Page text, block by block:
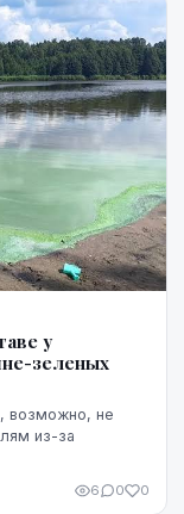
у
зеленых
возможно, не
из-за
6 0 0